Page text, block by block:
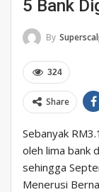
5 Bank
By
324
Share
Sebanyak
oleh lima bank
sehingga
Menerusi